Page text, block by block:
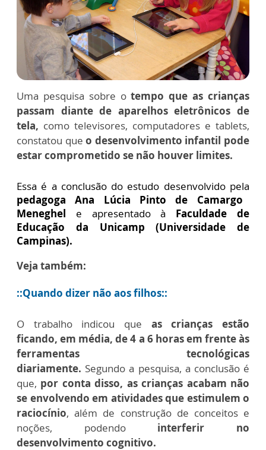
Uma pesquisa sobre otempo que as crianças
passam diante de aparelhos eletrônicos de
tela, como televisores, computadores e tablets,
constatou queo desenvolvimento infantil pode
estar comprometido se não houver limites.
Essa é a conclusão do estudo desenvolvido pela
pedagoga Ana Lúcia Pinto de Camargo
Meneghel e apresentado à Faculdade de
Educação da Unicamp (Universidade de
Campinas).
Veja também:
::Quando dizer não aos filhos::
O trabalho indicou que as crianças estão
ficando, em média, de 4 a 6 horas em frente às
ferramentas tecnológicas
diariamente. Segundo a pesquisa, a conclusão é
que, por conta disso, as crianças acabam não
se envolvendo em atividades que estimulem o
raciocínio, além de construção de conceitos e
noções, podendo interferir no
desenvolvimento cognitivo.